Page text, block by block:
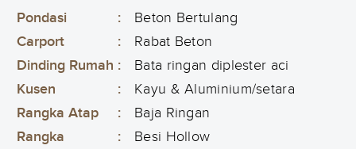
Pondasi :
Beton Bertulang
Carport
:
Rabat Beton
Dinding Rumah :
Bata ringan diplester aci
Kusen
:
Kayu & Aluminium/setara
Rangka Atap
:
Baja Ringan
Rangka
: Besi Hollow